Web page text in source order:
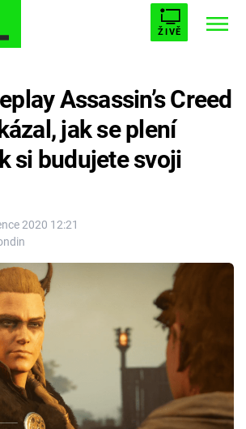
ŽIVĚ
AVENGERS 5
2020 12:21
Assassin’s Creed
jak se plení
si budujete svoji